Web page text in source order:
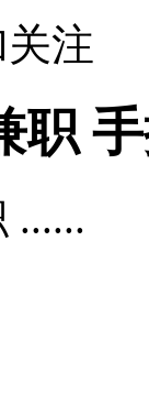
注
职
......